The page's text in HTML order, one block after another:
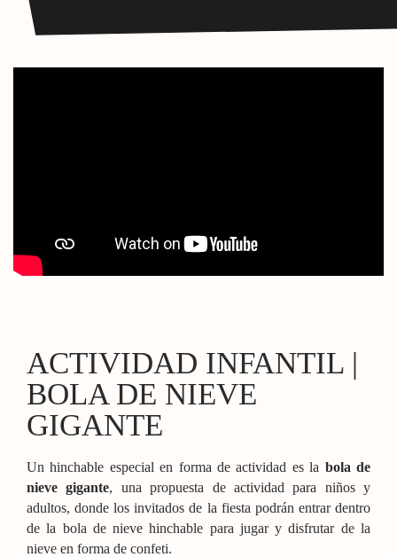
ACTIVIDAD INFANTIL |
BOLA DE NIEVE
GIGANTE
Un hinchable especial en forma de actividad es la bola de
nieve gigante, una propuesta de actividad para niños y
adultos, donde los invitados de la fiesta podrán entrar dentro
de la bola de nieve hinchable para jugar y disfrutar de la
nieve en forma de confeti.